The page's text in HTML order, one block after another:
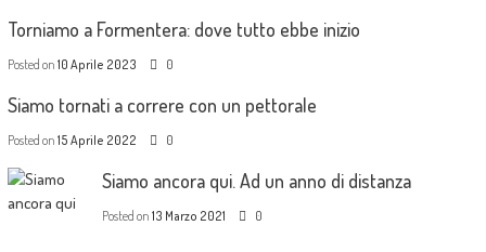
Torniamo a Formentera: dove tutto ebbe inizio
Posted on 10 Aprile 2023 0
Siamo tornati a correre con un pettorale
Posted on 15 Aprile 2022 0
Siamo ancora qui. Ad un anno di distanza
Posted on 13 Marzo 2021 0